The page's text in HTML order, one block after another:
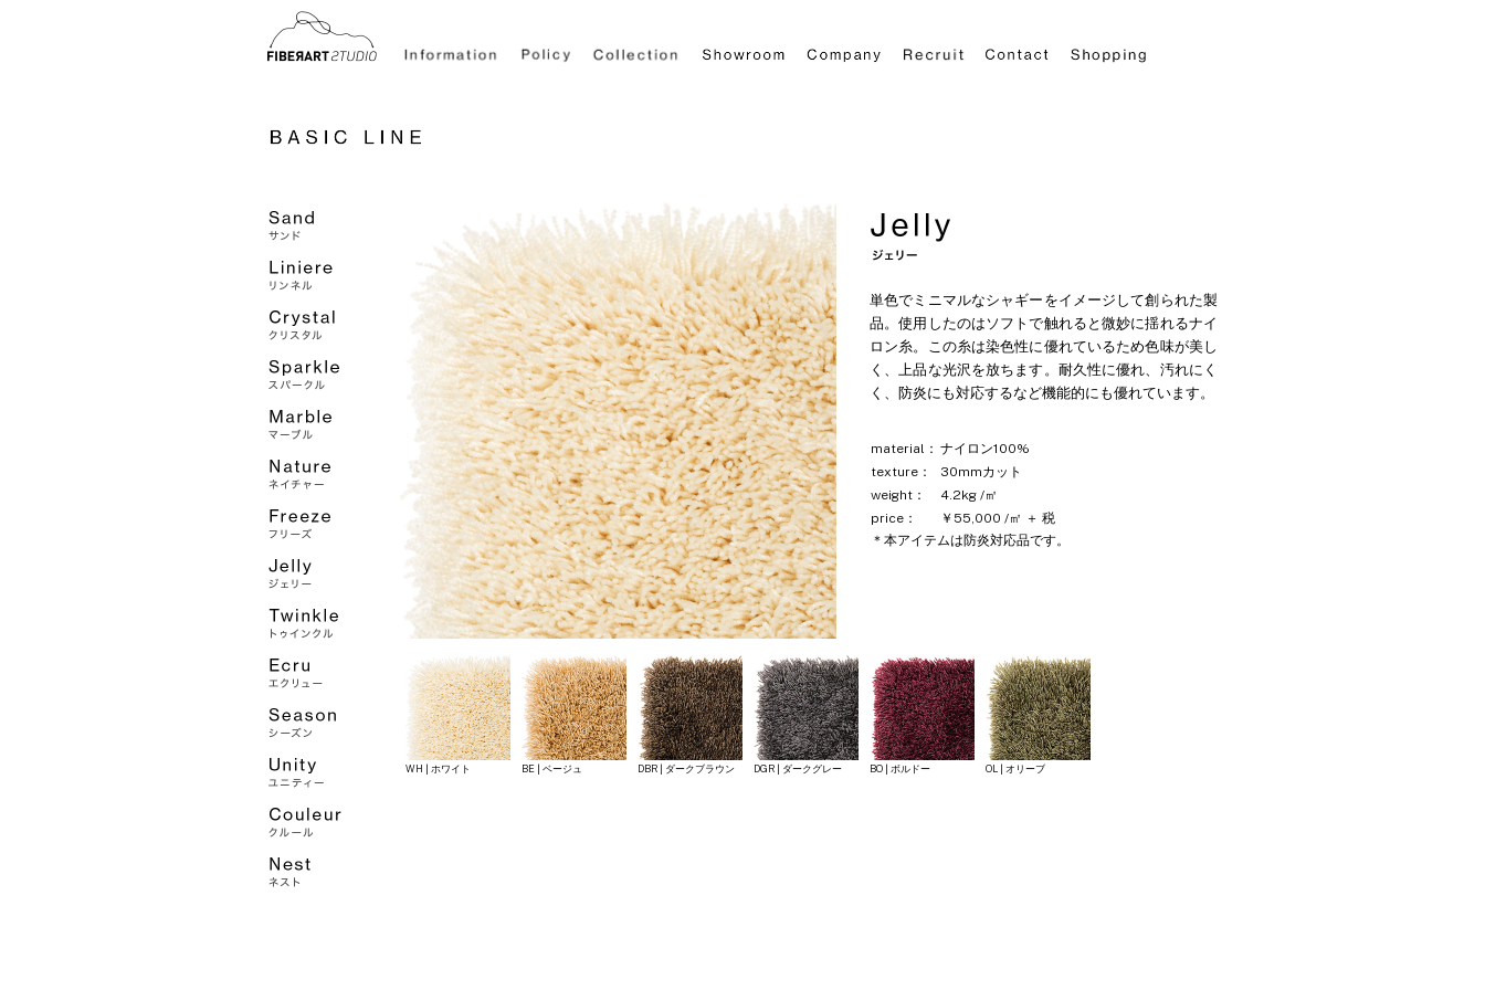
単色でミニマルなシャギーをイメージして創られた製
品。使用したのはソフトで触れると微妙に揺れるナイ
ロン糸。この糸は染色性に優れているため色味が美し
く、上品な光沢を放ちます。耐久性に優れ、汚れにく
く、防炎にも対応するなど機能的にも優れています。
material： ナイロン100%
texture：
30mmカット
weight：
4.2kg /㎡
price：
￥55,000 /㎡ ＋ 税
＊本アイテムは防炎対応品です。
WH | ホワイト BE | ベージュ DBR | ダークブラウン DGR | ダークグレー BO | ボルドー OL | オリーブ